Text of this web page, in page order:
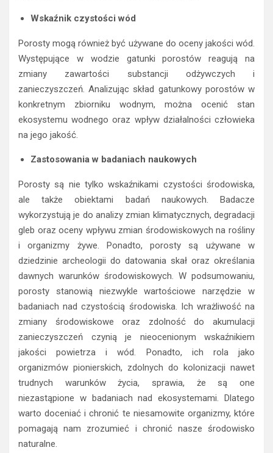
Wskaźnik czystości wód
Porosty mogą również być używane do oceny jakości wód.
Występujące w wodzie gatunki porostów reagują na
zmiany zawartości substancji odżywczych i
zanieczyszczeń. Analizując skład gatunkowy porostów w
konkretnym zbiorniku wodnym, można ocenić stan
ekosystemu wodnego oraz wpływ działalności człowieka
na jego jakość.
Zastosowania w badaniach naukowych
Porosty są nie tylko wskaźnikami czystości środowiska,
ale także obiektami badań naukowych. Badacze
wykorzystują je do analizy zmian klimatycznych, degradacji
gleb oraz oceny wpływu zmian środowiskowych na rośliny
i organizmy żywe. Ponadto, porosty są używane w
dziedzinie archeologii do datowania skał oraz określania
dawnych warunków środowiskowych. W podsumowaniu,
porosty stanowią niezwykle wartościowe narzędzie w
badaniach nad czystością środowiska. Ich wrażliwość na
zmiany środowiskowe oraz zdolność do akumulacji
zanieczyszczeń czynią je nieocenionym wskaźnikiem
jakości powietrza i wód. Ponadto, ich rola jako
organizmów pionierskich, zdolnych do kolonizacji nawet
trudnych warunków życia, sprawia, że są one
niezastąpione w badaniach nad ekosystemami. Dlatego
warto doceniać i chronić te niesamowite organizmy, które
pomagają nam zrozumieć i chronić nasze środowisko
naturalne.